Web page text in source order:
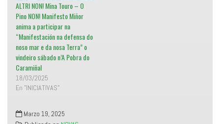
ALTRI NON! Mina Touro – O
Pino NON! Manifesto Miñor
anima a participar na
“Manifestación na defensa do
noso mar e da nosa Terra” o
vindeiro sábado n’A Pobra do
Caramiñal
18/03/2025
En "INICIATIVAS"
Marzo 19, 2025